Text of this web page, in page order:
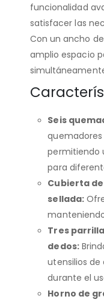
funcionalidad
satisfacer las
Con un ancho de
amplio espacio
Seis
permitiendo
para
Cubierta
sellada:
Tres
dedos:
utensilios de
durante el
Horno de